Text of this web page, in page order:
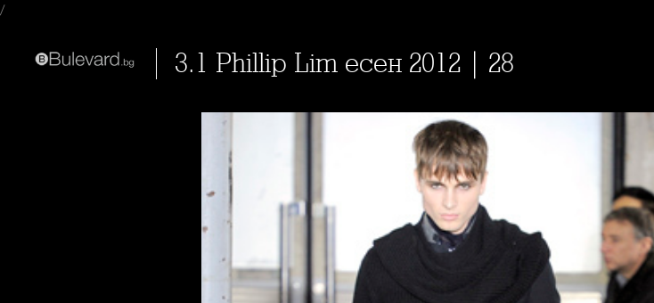
/
3.1 Phillip Lim есен 2012 | 28